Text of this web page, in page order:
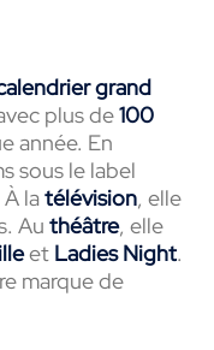
grand
plus de100
année. En
sous le label
latélévision, elle
Au théâtre, elle
et Ladies Night.
marque de